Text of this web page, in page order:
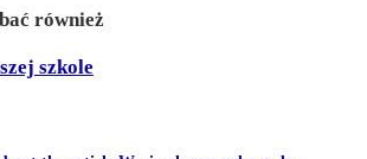
również
szkole